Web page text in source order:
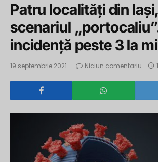
Patru localități din
scenariul
incidență peste 3 la
19 septembrie 2021 Niciun comentariu